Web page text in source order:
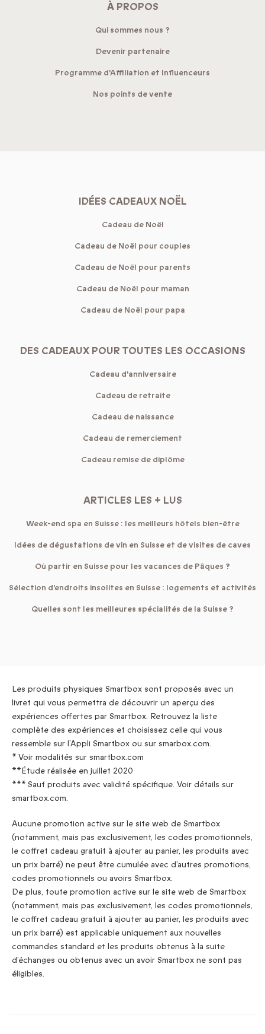
À PROPOS
Qui sommes nous ?
Devenir partenaire
Programme d'Affiliation et Influenceurs
Nos points de vente
IDÉES CADEAUX NOËL
Cadeau de Noël
Cadeau de Noël pour couples
Cadeau de Noël pour parents
Cadeau de Noël pour maman
Cadeau de Noël pour papa
DES CADEAUX POUR TOUTES LES OCCASIONS
Cadeau d'anniversaire
Cadeau de retraite
Cadeau de naissance
Cadeau de remerciement
Cadeau remise de diplôme
ARTICLES LES + LUS
Week-end spa en Suisse : les meilleurs hôtels bien-être
Idées de dégustations de vin en Suisse et de visites de caves
Où partir en Suisse pour les vacances de Pâques ?
Sélection d'endroits insolites en Suisse : logements et activités
Quelles sont les meilleures spécialités de la Suisse ?
Les produits physiques Smartbox sont proposés avec un
livret qui vous permettra de découvrir un aperçu des
expériences offertes par Smartbox. Retrouvez la liste
complète des expériences et choisissez celle qui vous
ressemble sur l’Appli Smartbox ou sur smarbox.com.
* Voir modalités sur smartbox.com
**Étude réalisée en juillet 2020
*** Sauf produits avec validité spécifique. Voir détails sur
smartbox.com.
Aucune promotion active sur le site web de Smartbox
(notamment, mais pas exclusivement, les codes promotionnels,
le coffret cadeau gratuit à ajouter au panier, les produits avec
un prix barré) ne peut être cumulée avec d’autres promotions,
codes promotionnels ou avoirs Smartbox.
De plus, toute promotion active sur le site web de Smartbox
(notamment, mais pas exclusivement, les codes promotionnels,
le coffret cadeau gratuit à ajouter au panier, les produits avec
un prix barré) est applicable uniquement aux nouvelles
commandes standard et les produits obtenus à la suite
d’échanges ou obtenus avec un avoir Smartbox ne sont pas
éligibles.